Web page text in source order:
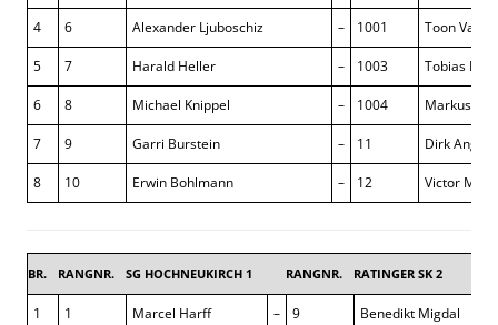
4 6 Alexander Ljuboschiz – 1001 Toon Van
5 7 Harald Heller – 1003 Tobias
6 8 Michael Knippel – 1004 Markus
7 9 Garri Burstein – 11 Dirk
8 10 Erwin Bohlmann – 12 Victor
BR. RANGNR. SG HOCHNEUKIRCH 1 RANGNR. RATINGER SK 2
1 1 Marcel Harff – 9 Benedikt Migdal